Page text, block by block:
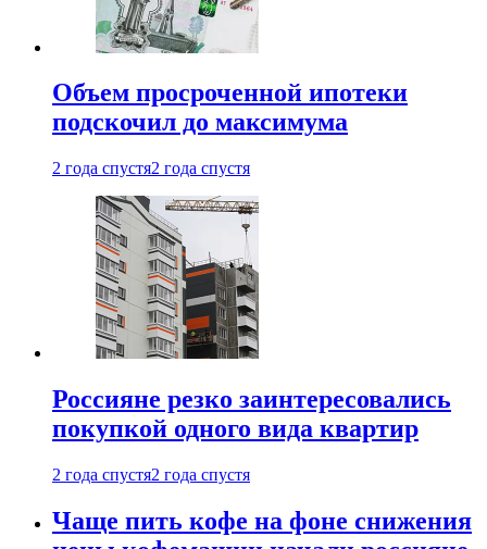
Объем просроченной ипотеки
подскочил до максимума
2 года спустя2 года спустя
Россияне резко заинтересовались
покупкой одного вида квартир
2 года спустя2 года спустя
Чаще пить кофе на фоне снижения